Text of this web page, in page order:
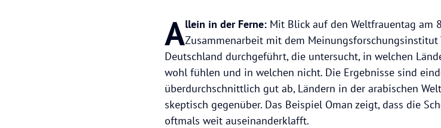
Allein in der Ferne: Mit Blick auf den Weltfrauentag am
Zusammenarbeit mit dem Meinungsforschungsinstitut
Deutschland durchgeführt, die untersucht, in welchen
wohl fühlen und in welchen nicht. Die Ergebnisse sind
überdurchschnittlich gut ab, Ländern in der arabischen
skeptisch gegenüber. Das Beispiel Oman zeigt, dass die
oftmals weit auseinanderklafft.